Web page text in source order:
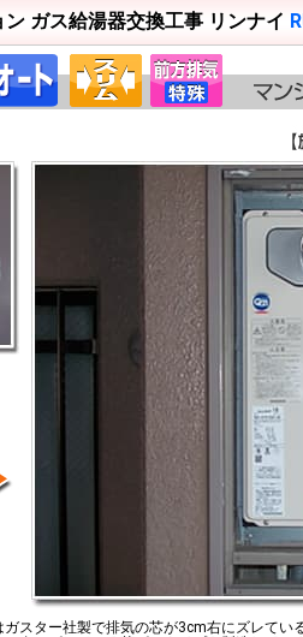
ン ガス給湯器交換工事 リンナイ
スター社製で排気の芯が3cm右にズレてい